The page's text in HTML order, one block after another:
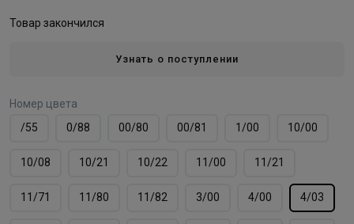
Товар закончился
Узнать о поступлении
Номер цвета
/55
0/88 00/80 00/81 1/00 10/00
10/08 10/21 10/22 11/00 11/21
11/71 11/80 11/82 3/00 4/00 4/03